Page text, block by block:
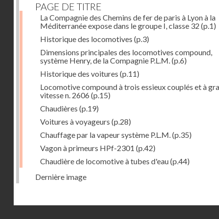
PAGE DE TITRE
La Compagnie des Chemins de fer de paris à Lyon à la
Méditerranée expose dans le groupe I, classe 32 (p.1)
Historique des locomotives (p.3)
Dimensions principales des locomotives compound,
système Henry, de la Compagnie P.L.M. (p.6)
Historique des voitures (p.11)
Locomotive compound à trois essieux couplés et à
vitesse n. 2606 (p.15)
Chaudières (p.19)
Voitures à voyageurs (p.28)
Chauffage par la vapeur système P.L.M. (p.35)
Vagon à primeurs HPf-2301 (p.42)
Chaudière de locomotive à tubes d'eau(p.44)
Dernière image